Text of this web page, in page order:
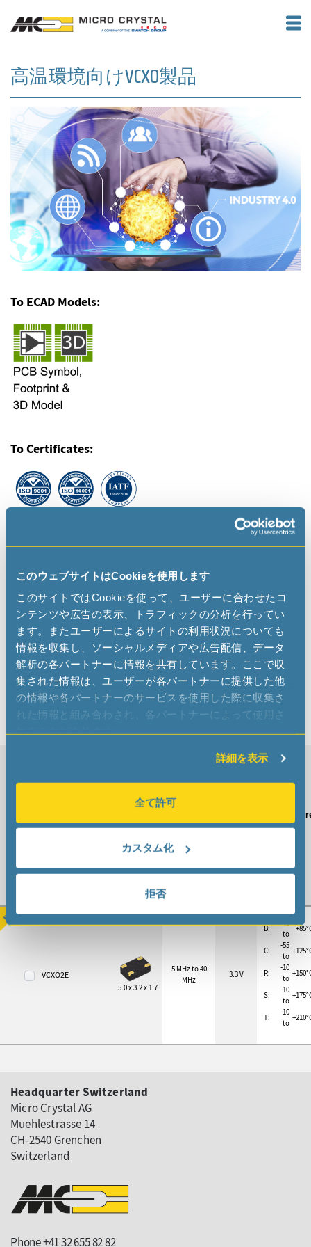
このウェブサイトはCookieを使用します
このサイトではCookieを使って、ユーザーに合わせたコ
ンテンツや広告の表示、トラフィックの分析を行ってい
ます。またユーザーによるサイトの利用状況についても
情報を収集し、ソーシャルメディアや広告配信、データ
解析の各パートナーに情報を共有しています。ここで収
集された情報は、ユーザーが各パートナーに提供した他
の情報や各パートナーのサービスを使用した際に収集さ
れた情報と組み合わされ、各パートナーによって使用さ
詳細を表示
全て許可
カスタム化
拒否
高温環境向けVCXO製品
To ECAD Models:
To Certificates:
VCXO
これらの製品は125℃以上の高温に耐える
ように最適化され、厳しい環境で信頼性
要求が高いアプリケーションに適応しま
す。
MHz Products catalog
[mm]
[MHz]
Voltage
Range
VCXO2E
5.0 x 3.2 x 1.7
5 MHz to 40
MHz
3.3 V
B:
-40
to
C:
-55
to
R:
-10
to
S:
-10
to
T:
-10
to
Headquarter Switzerland
Micro Crystal AG
Muehlestrasse 14
CH-2540 Grenchen
Switzerland
Phone +41 32 655 82 82